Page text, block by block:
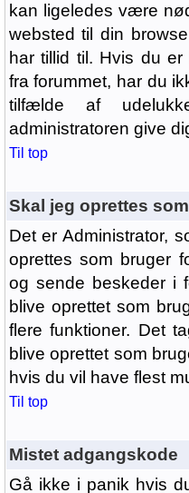
kan ligeledes være
websted til din
har tillid til. Hvis du
fra forummet, har du
tilfælde af
administratoren give
Til top
Skal jeg oprettes
Det er Administrator,
oprettes som bruger
og sende beskeder i
blive oprettet som
flere funktioner. Det
blive oprettet som
hvis du vil have flest
Til top
Mistet adgangskode
Gå ikke i panik hvis